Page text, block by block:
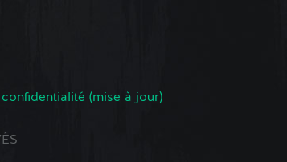
(mise à jour)